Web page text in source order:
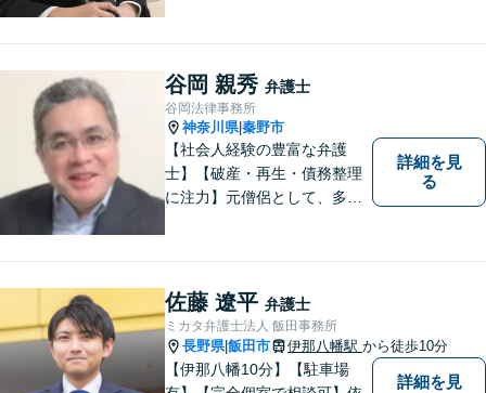
谷市・長野県中南信の人々の
権利を守るために懸命に働き
ます。離婚・借金・交通事故
などお気軽にご相談くださ
い。
谷岡 親秀 弁護士
谷岡法律事務所
神奈川県|秦野市
【社会人経験の豊富な弁護
士】【破産・再生・債務整理
に注力】元僧侶として、多く
る法律問題のより良い解決策
は何か」を常に考え、アドバ
イスをいたします！
詳細を見
る
佐藤 遼平 弁護士
ミカタ弁護士法人 飯田事務所
長野県|飯田市 伊那八幡駅 から徒歩10分
【伊那八幡10分】【駐車場
詳細を見